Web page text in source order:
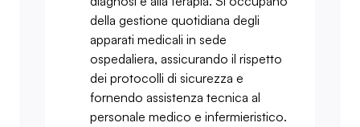
della gestione quotidiana degli
apparati medicali in sede
ospedaliera, assicurando il rispetto
dei protocolli di sicurezza e
fornendo assistenza tecnica al
personale medico e infermieristico.